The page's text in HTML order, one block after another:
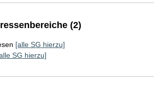
(2)
[alle SG hierzu]
SG hierzu]